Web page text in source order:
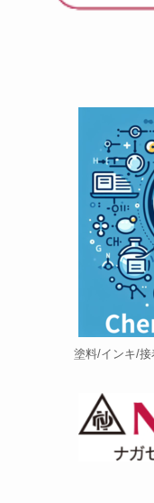
塗料/インキ/